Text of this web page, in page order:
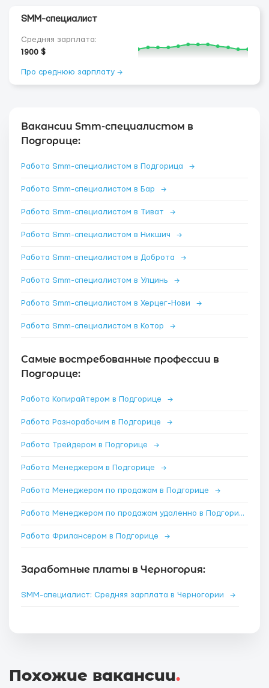
SMM-специалист
Средняя зарплата:
1900 $
Про среднюю зарплату →
Вакансии Smm-специалистом в
Подгорице:
Работа Smm-специалистом в Подгорица →
Работа Smm-специалистом в Бар →
Работа Smm-специалистом в Тиват →
Работа Smm-специалистом в Никшич →
Работа Smm-специалистом в Доброта →
Работа Smm-специалистом в Улцинь →
Работа Smm-специалистом в Херцег-Нови →
Работа Smm-специалистом в Котор →
Самые востребованные профессии в
Подгорице:
Работа Копирайтером в Подгорице →
Работа Разнорабочим в Подгорице →
Работа Трейдером в Подгорице →
Работа Менеджером в Подгорице →
Работа Менеджером по продажам в Подгорице →
Работа Менеджером по продажам удаленно в Подгорице
Работа Фрилансером в Подгорице →
Заработные платы в Черногория:
SMM-специалист: Средняя зарплата в Черногории →
Похожие вакансии.